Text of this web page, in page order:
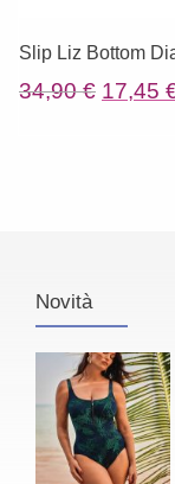
Slip Liz Bottom
34,90€ Il
17,45
Novità